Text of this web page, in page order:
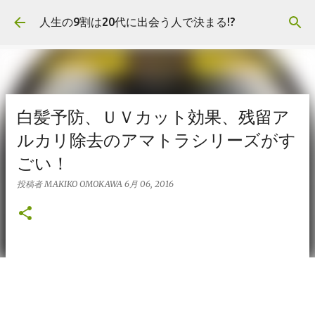
スキップしてメイン コンテンツに移動
人生の9割は20代に出会う人で決まる!?
白髪予防、ＵＶカット効果、残留ア
ルカリ除去のアマトラシリーズがす
ごい！
投稿者MAKIKO OMOKAWA 6月 06, 2016